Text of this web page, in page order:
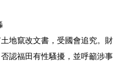
地竄改文書，受國會追究。財
認福田有性騷擾，並呼籲涉事